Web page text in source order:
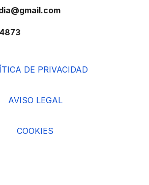
DE PRIVACIDAD
AVISO LEGAL
COOKIES